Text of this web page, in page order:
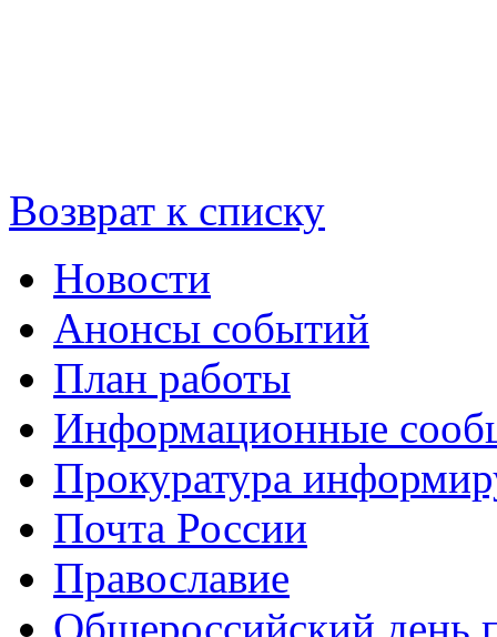
Возврат к списку
Новости
Анонсы событий
План работы
Информационные
Прокуратура
Почта России
Православие
Общероссийский день